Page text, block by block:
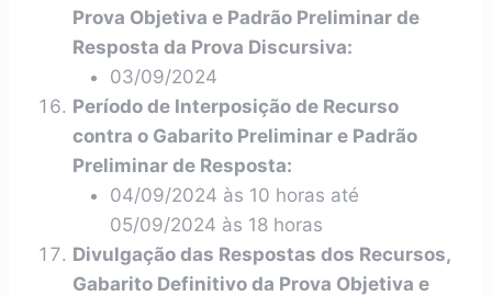
Prova Objetiva e Padrão Preliminar de
Resposta da Prova Discursiva:
03/09/2024
Período de Interposição de Recurso
contra o Gabarito Preliminar e Padrão
Preliminar de Resposta:
04/09/2024 às 10 horas até
05/09/2024 às 18 horas
Divulgação das Respostas dos Recursos,
Gabarito Definitivo da Prova Objetiva e